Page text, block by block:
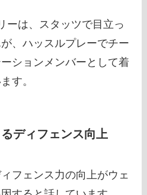
ーは、スタッツで目立っ
、ハッスルプレーでチー
ションメンバーとして着
す。
ディフェンス向上
フェンス力の向上がウェ